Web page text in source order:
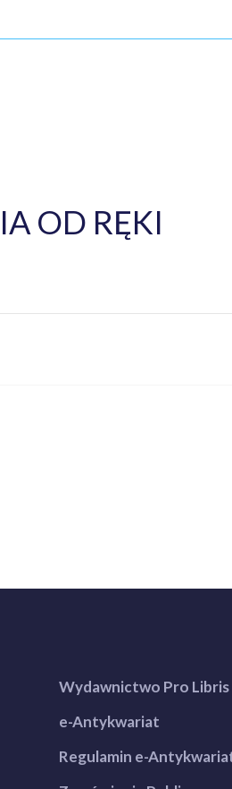
OD RĘKI
Wydawnictwo Pro Libris
e-Antykwariat
Regulamin e-